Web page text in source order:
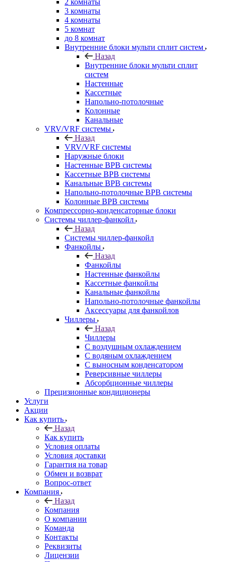
2 комнаты
3 комнаты
4 комнаты
5 комнат
до 8 комнат
Внутренние блоки мульти сплит систем
Назад
Внутренние блоки мульти сплит
систем
Настенные
Кассетные
Напольно-потолочные
Колонные
Канальные
VRV/VRF системы
Назад
VRV/VRF системы
Наружные блоки
Настенные ВРВ системы
Кассетные ВРВ системы
Канальные ВРВ системы
Напольно-потолочные ВРВ системы
Колонные ВРВ системы
Компрессорно-конденсаторные блоки
Системы чиллер-фанкойл
Назад
Системы чиллер-фанкойл
Фанкойлы
Назад
Фанкойлы
Настенные фанкойлы
Кассетные фанкойлы
Канальные фанкойлы
Напольно-потолочные фанкойлы
Аксессуары для фанкойлов
Чиллеры
Назад
Чиллеры
С воздушным охлаждением
С водяным охлаждением
С выносным конденсатором
Реверсивные чиллеры
Абсорбционные чиллеры
Прецизионные кондиционеры
Услуги
Акции
Как купить
Назад
Как купить
Условия оплаты
Условия доставки
Гарантия на товар
Обмен и возврат
Вопрос-ответ
Компания
Назад
Компания
О компании
Команда
Контакты
Реквизиты
Лицензии